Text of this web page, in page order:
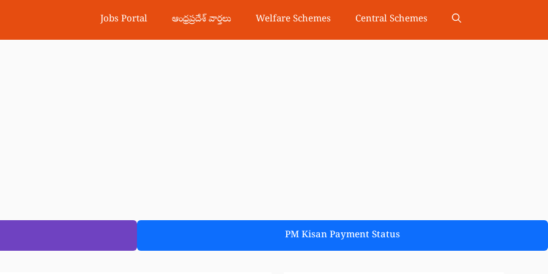
Jobs Portal ఆంధ్రప్రదేశ్ వార్తలు Welfare Schemes Central Schemes
PM Kisan Payment Status